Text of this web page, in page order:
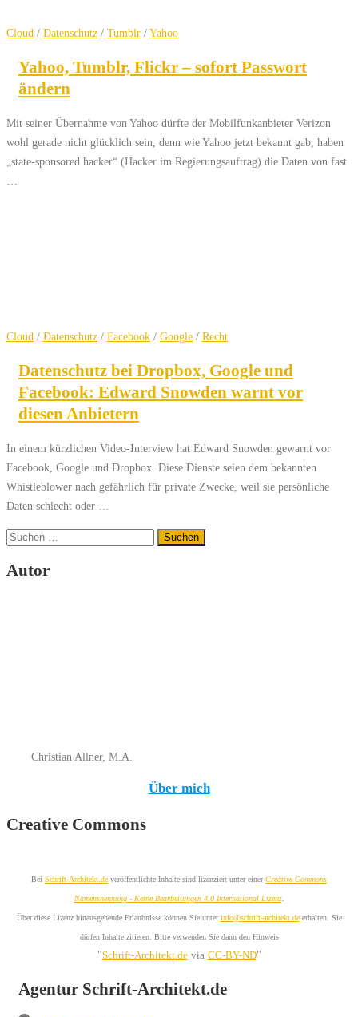
Cloud / Datenschutz / Tumblr /Yahoo
Yahoo, Tumblr, Flickr – sofort Passwort
ändern
Mit seiner Übernahme von Yahoo dürfte der Mobilfunkanbieter Verizon
wohl gerade nicht glücklich sein, denn wie Yahoo jetzt bekannt gab, haben
„state-sponsored hacker“ (Hacker im Regierungsauftrag) die Daten von fast
Cloud / Datenschutz / Facebook / Google / Recht
Datenschutz bei Dropbox, Google und
Facebook: Edward Snowden warnt vor
diesen Anbietern
In einem kürzlichen Video-Interview hat Edward Snowden gewarnt vor
Facebook, Google und Dropbox. Diese Dienste seien dem bekannten
Whistleblower nach gefährlich für private Zwecke, weil sie persönliche
Daten schlecht oder …
Suchen
Autor
Christian Allner, M.A.
Über mich
Creative Commons
Bei Schrift-Architekt.de veröffentlichte Inhalte sind lizenziert unter einerCreative Commons
Namensnennung - Keine Bearbeitungen 4.0 International Lizenz.
Über diese Lizenz hinausgehende Erlaubnisse können Sie unterinfo@schrift-architekt.deerhalten. Sie
dürfen Inhalte zitieren. Bitte verwenden Sie dann den Hinweis
"Schrift-Architekt.de via CC-BY-ND"
Agentur Schrift-Architekt.de